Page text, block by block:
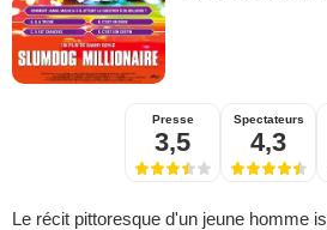
Presse
3,5
Spectateurs
4,3
Le récit pittoresque d'un jeune homme